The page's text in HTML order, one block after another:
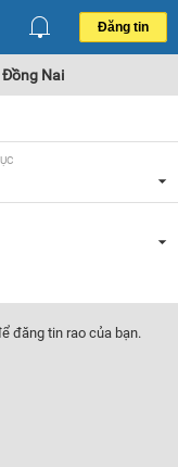
Đăng tin
Đồng Nai
đăng tin rao của bạn.